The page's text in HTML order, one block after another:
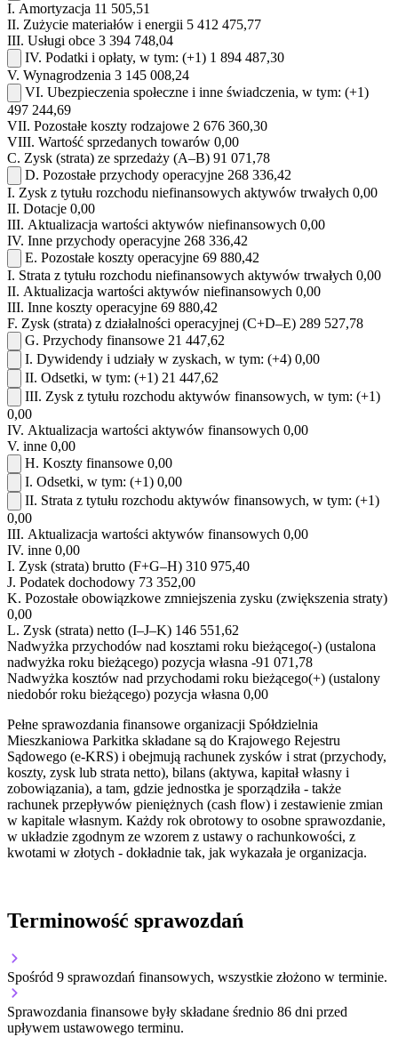
I. Amortyzacja 11 505,51
II. Zużycie materiałów i energii 5 412 475,77
III. Usługi obce 3 394 748,04
IV. Podatki i opłaty, w tym: (+1) 1 894 487,30
V. Wynagrodzenia 3 145 008,24
VI. Ubezpieczenia społeczne i inne świadczenia, w tym: (+1)
497 244,69
VII. Pozostałe koszty rodzajowe 2 676 360,30
VIII. Wartość sprzedanych towarów 0,00
C. Zysk (strata) ze sprzedaży (A–B) 91 071,78
D. Pozostałe przychody operacyjne 268 336,42
I. Zysk z tytułu rozchodu niefinansowych aktywów trwałych 0,00
II. Dotacje 0,00
III. Aktualizacja wartości aktywów niefinansowych 0,00
IV. Inne przychody operacyjne 268 336,42
E. Pozostałe koszty operacyjne 69 880,42
I. Strata z tytułu rozchodu niefinansowych aktywów trwałych 0,00
II. Aktualizacja wartości aktywów niefinansowych 0,00
III. Inne koszty operacyjne 69 880,42
F. Zysk (strata) z działalności operacyjnej (C+D–E) 289 527,78
G. Przychody finansowe 21 447,62
I. Dywidendy i udziały w zyskach, w tym: (+4) 0,00
II. Odsetki, w tym: (+1) 21 447,62
III. Zysk z tytułu rozchodu aktywów finansowych, w tym: (+1)
0,00
IV. Aktualizacja wartości aktywów finansowych 0,00
V. inne 0,00
H. Koszty finansowe 0,00
I. Odsetki, w tym: (+1) 0,00
II. Strata z tytułu rozchodu aktywów finansowych, w tym: (+1)
0,00
III. Aktualizacja wartości aktywów finansowych 0,00
IV. inne 0,00
I. Zysk (strata) brutto (F+G–H) 310 975,40
J. Podatek dochodowy 73 352,00
K. Pozostałe obowiązkowe zmniejszenia zysku (zwiększenia straty)
0,00
L. Zysk (strata) netto (I–J–K) 146 551,62
Nadwyżka przychodów nad kosztami roku bieżącego(-) (ustalona
nadwyżka roku bieżącego) pozycja własna -91 071,78
Nadwyżka kosztów nad przychodami roku bieżącego(+) (ustalony
niedobór roku bieżącego) pozycja własna 0,00
Pełne sprawozdania finansowe organizacji Spółdzielnia
Mieszkaniowa Parkitka składane są do Krajowego Rejestru
Sądowego (e-KRS) i obejmują rachunek zysków i strat (przychody,
koszty, zysk lub strata netto), bilans (aktywa, kapitał własny i
zobowiązania), a tam, gdzie jednostka je sporządziła - także
rachunek przepływów pieniężnych (cash flow) i zestawienie zmian
w kapitale własnym. Każdy rok obrotowy to osobne sprawozdanie,
w układzie zgodnym ze wzorem z ustawy o rachunkowości, z
kwotami w złotych - dokładnie tak, jak wykazała je organizacja.
Terminowość sprawozdań
Spośród 9 sprawozdań finansowych, wszystkie złożono w terminie.
Sprawozdania finansowe były składane średnio 86 dni przed
upływem ustawowego terminu.